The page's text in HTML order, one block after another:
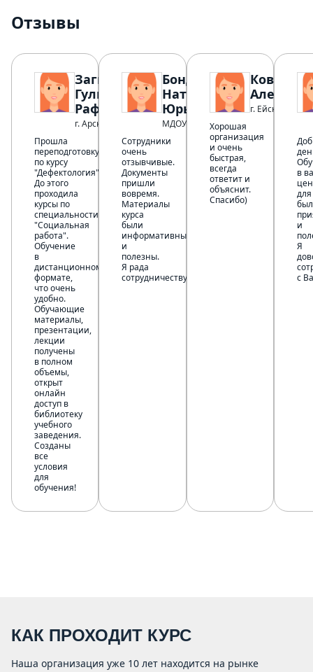
Отзывы
Загидуллина
Гульнара
Рафисовна
г. Арск
Прошла
переподготовку
по курсу
"Дефектология".
До этого
проходила
курсы по
специальности
"Социальная
работа".
Обучение
в
дистанционном
формате,
что очень
удобно.
Обучающие
материалы,
презентации,
лекции
получены
в полном
объемы,
открыт
онлайн
доступ в
библиотеку
учебного
заведения.
Созданы
все
условия
для
обучения!
Бондаренко
Наталья
Юрьевна
МДОУ "ДС 3"
Сотрудники
очень
отзывчивые.
Документы
пришли
вовремя.
Материалы
курса
были
информативны
и
полезны.
Я рада
сотрудничеству.
Ковтун
г. Ейск
Хорошая
организация
и очень
быстрая,
всегда
ответит и
объяснит.
Спасибо)
в
и
Я
с
КАК ПРОХОДИТ КУРС
Наша организация уже 10 лет находится на рынке